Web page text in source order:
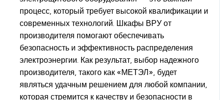
процесс, который требует высокой квалификации и
современных технологий. Шкафы ВРУ от
производителя помогают обеспечивать
безопасность и эффективность распределения
электроэнергии. Как результат, выбор надежного
производителя, такого как «МЕТЭЛ», будет
являться удачным решением для любой компании,
которая стремится к качеству и безопасности в